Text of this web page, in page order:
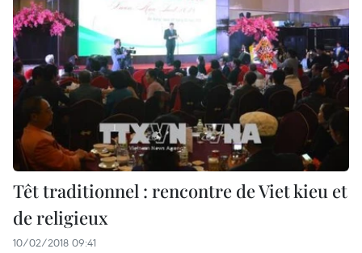
Têt traditionnel : rencontre de Viet kieu et
de religieux
10/02/2018 09:41